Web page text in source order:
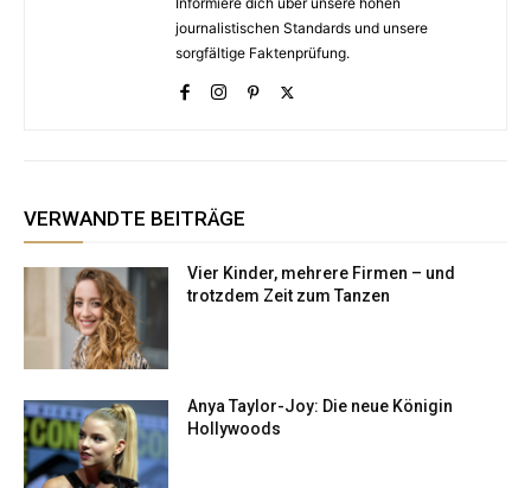
journalistischen Standards und unsere
sorgfältige Faktenprüfung.
VERWANDTE BEITRÄGE
Vier Kinder, mehrere Firmen – und
trotzdem Zeit zum Tanzen
Anya Taylor-Joy: Die neue Königin
Hollywoods